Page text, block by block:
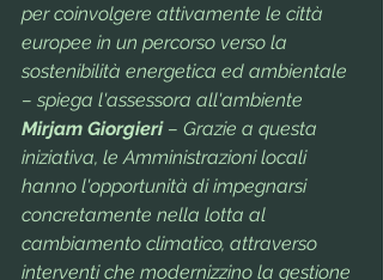
per coinvolgere attivamente le città
europee in un percorso verso la
sostenibilità energetica ed ambientale
– spiega l'assessora all'ambiente
Mirjam Giorgieri – Grazie a questa
iniziativa, le Amministrazioni locali
hanno l'opportunità di impegnarsi
concretamente nella lotta al
cambiamento climatico, attraverso
interventi che modernizzino la gestione